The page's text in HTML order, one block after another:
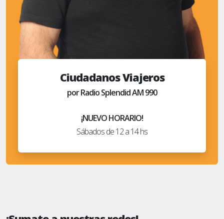
Ciudadanos Viajeros
por Radio Splendid AM 990
¡NUEVO HORARIO!
Sábados de 12 a 14 hs